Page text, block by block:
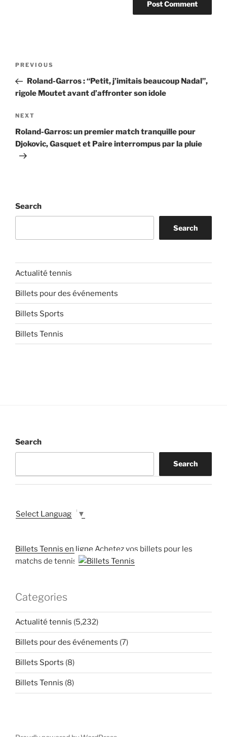
Previous
Post
PREVIOUS
Roland-Garros : “Petit, j’imitais beaucoup Nadal”,
rigole Moutet avant d’affronter son idole
Next
Post
NEXT
Roland-Garros: un premier match tranquille pour
Djokovic, Gasquet et Paire interrompus par la pluie
Search
Search
Actualité tennis
Billets pour des événements
Billets Sports
Billets Tennis
Search
Search
Select Language ▼
Billets Tennis en ligne Achetez vos billets pour les
matchs de tennis
Categories
Actualité tennis (5,232)
Billets pour des événements (7)
Billets Sports (8)
Billets Tennis (8)